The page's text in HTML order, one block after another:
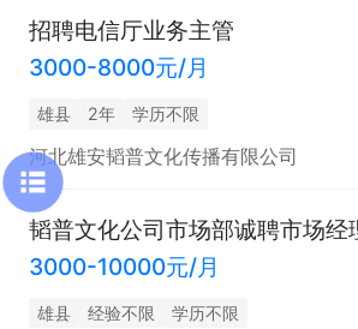
招聘电信厅业务主管
3000-8000元/月
雄县 2年 学历不限
河北雄安韬普文化传播有限公司
韬普文化公司市场部诚聘市场经
3000-10000元/月
雄县 经验不限 学历不限